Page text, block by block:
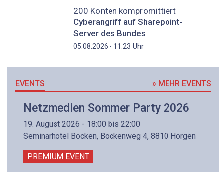
200 Konten kompromittiert
Cyberangriff auf Sharepoint-
Server des Bundes
05.08.2026 - 11:23 Uhr
EVENTS » MEHR EVENTS
Netzmedien Sommer Party 2026
19. August 2026 - 18:00 bis 22:00
Seminarhotel Bocken, Bockenweg 4, 8810 Horgen
PREMIUM EVENT